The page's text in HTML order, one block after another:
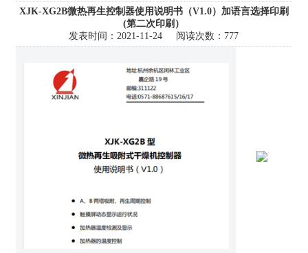
XJK-XG2B微热再生控制器使用说明书（V1.0）加语言选择印刷
(第二次印刷）
发表时间：2021-11-24 阅读次数： 777